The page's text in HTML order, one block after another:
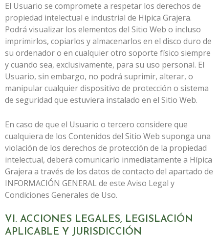
El Usuario se compromete a respetar los derechos de
propiedad intelectual e industrial de Hípica Grajera.
Podrá visualizar los elementos del Sitio Web o incluso
imprimirlos, copiarlos y almacenarlos en el disco duro de
su ordenador o en cualquier otro soporte físico siempre
y cuando sea, exclusivamente, para su uso personal. El
Usuario, sin embargo, no podrá suprimir, alterar, o
manipular cualquier dispositivo de protección o sistema
de seguridad que estuviera instalado en el Sitio Web.
En caso de que el Usuario o tercero considere que
cualquiera de los Contenidos del Sitio Web suponga una
violación de los derechos de protección de la propiedad
intelectual, deberá comunicarlo inmediatamente a Hípica
Grajera a través de los datos de contacto del apartado de
INFORMACIÓN GENERAL de este Aviso Legal y
Condiciones Generales de Uso.
VI. ACCIONES LEGALES, LEGISLACIÓN
APLICABLE Y JURISDICCIÓN